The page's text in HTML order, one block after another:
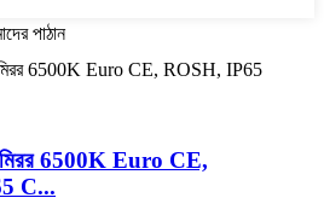
পাঠান
6500K Euro CE,
C...